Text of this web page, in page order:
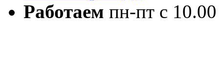
Работаем пн-пт с